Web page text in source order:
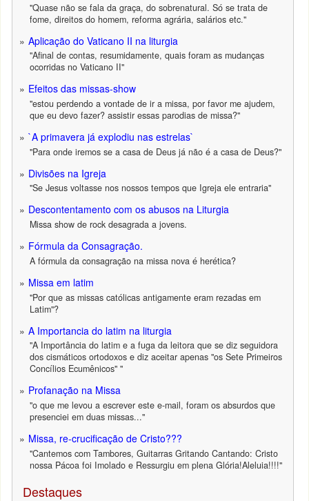
"Quase não se fala da graça, do sobrenatural. Só se trata de
fome, direitos do homem, reforma agrária, salários etc."
Aplicação do Vaticano II na liturgia
"Afinal de contas, resumidamente, quais foram as mudanças
ocorridas no Vaticano II"
Efeitos das missas-show
"estou perdendo a vontade de ir a missa, por favor me ajudem,
que eu devo fazer? assistir essas parodias de missa?"
`A primavera já explodiu nas estrelas`
"Para onde iremos se a casa de Deus já não é a casa de Deus?"
Divisões na Igreja
"Se Jesus voltasse nos nossos tempos que Igreja ele entraria"
Descontentamento com os abusos na Liturgia
Missa show de rock desagrada a jovens.
Fórmula da Consagração.
A fórmula da consagração na missa nova é herética?
Missa em latim
"Por que as missas católicas antigamente eram rezadas em
Latim"?
A Importancia do latim na liturgia
"A Importância do latim e a fuga da leitora que se diz seguidora
dos cismáticos ortodoxos e diz aceitar apenas "os Sete Primeiros
Concílios Ecumênicos" "
Profanação na Missa
"o que me levou a escrever este e-mail, foram os absurdos que
presenciei em duas missas..."
Missa, re-crucificação de Cristo???
"Cantemos com Tambores, Guitarras Gritando Cantando: Cristo
nossa Pácoa foi Imolado e Ressurgiu em plena Glória!Aleluia!!!!"
Destaques